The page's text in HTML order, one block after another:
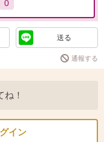
0
送る
通報する
ね！
イン